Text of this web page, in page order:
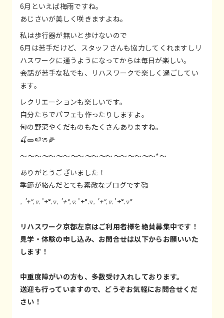
6月といえば梅雨ですね。
あじさいが美しく咲きますよね。
私は歩行器が無いと歩けないので
6月は苦手だけど、スタッフさんも協力してくれますしリ
ハスワークに通うようになってからは毎日が楽しい。
会話が苦手な私でも、リハスワークで楽しく過ごしてい
ます。
レクリエーションも楽しいです。
自分たちでパフェも作ったりしますよ。
旬の野菜やくだものもたくさんありますね。
🍒🥒🍉🍈🌽
～～～～～～～～～～～～～～～～～～～*～
ありがとうございました！
季節が絡んだとても素敵なブログです🥰
. '+°.▿. '+°.▿. '+°.▿. '+°.▿. '+°.▿. '+°.▿*
リハスワーク京都左京はご利用者様を絶賛募集中です！
見学・体験の申し込み、お問合せは以下からお願いいた
します！
中重度障がいの方も、多数受け入れしております。
送迎も行っていますので、どうぞお気軽にお問合せくだ
さい！